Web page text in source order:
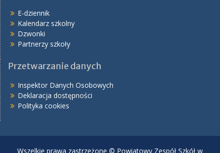
E-dziennik
Kalendarz szkolny
Dzwonki
Partnerzy szkoły
Przetwarzanie danych
Inspektor Danych Osobowych
Deklaracja dostępności
Polityka cookies
Wszelkie prawa zastrzeżone © Powiatowy Zespół Szkół w